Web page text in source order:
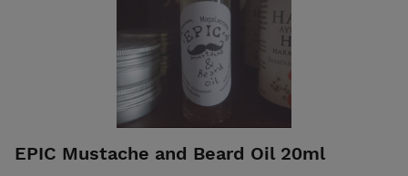
ja vuodenpyörän sapattien viettoon. Pakattu helposti
käytettävään ja mukana kulkevaan roll-on-lasipulloon. Tuote
myydään kuriositeettina ja viihdetuotteena jonka
vaikutuksista ei voida antaa takeita. Tuotteen ulkonäkö
saattaa vaihdella.
EPIC Mustache and Beard Oil 20ml